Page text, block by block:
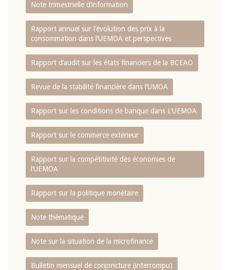
Note trimestrielle d‘information
Rapport annuel sur l‘évolution des prix à la
consommation dans l‘UEMOA et perspectives
Rapport d‘audit sur les états financiers de la BCEAO
Revue de la stabilité financière dans l‘UMOA
Rapport sur les conditions de banque dans L‘UEMOA
Rapport sur le commerce extérieur
Rapport sur la compétitivité des économies de
l‘UEMOA
Rapport sur la politique monétaire
Note thématique
Note sur la situation de la microfinance
Bulletin mensuel de conjoncture (interrompu)